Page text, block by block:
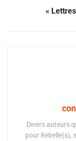
«
Divers auteurs
pour Rebelle(s),